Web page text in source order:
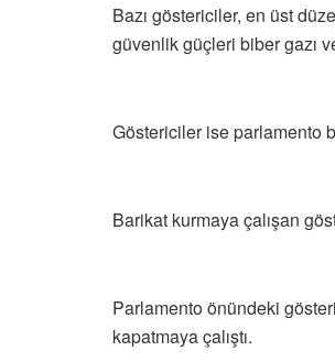
Bazı göstericiler, en üst
güvenlik güçleri biber gazı
Göstericiler ise parlamento
Barikat kurmaya çalışan
Parlamento önündeki
kapatmaya çalıştı.